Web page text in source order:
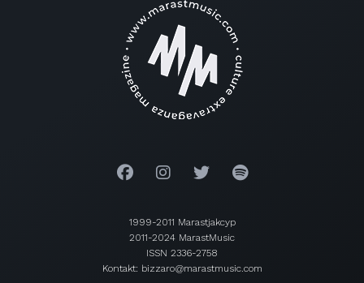
1999-2011 Marastjakcyp
2011-2024 MarastMusic
ISSN 2336-2758
Kontakt: bizzaro@marastmusic.com